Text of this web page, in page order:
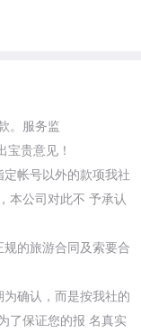
。服务监
贵意见！
帐号以外的款项我社
本公司对此不 予承认
的旅游合同及索要合
确认，而是按我社的
了保证您的报 名真实